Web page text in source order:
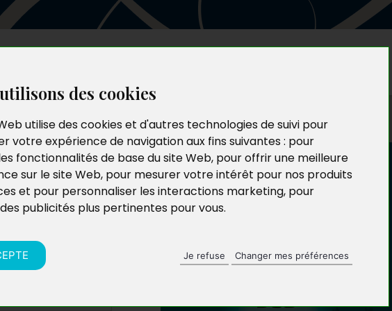
des cookies
utilise des cookies et d'autres technologies de suivi pour
votre expérience de navigation aux fins suivantes : pour
fonctionnalités de base du site Web, pour offrir une meilleure
sur le site Web, pour mesurer votre intérêt pour nos produits
et pour personnaliser les interactions marketing, pour
publicités plus pertinentes pour vous.
Je refuse Changer mes préférences